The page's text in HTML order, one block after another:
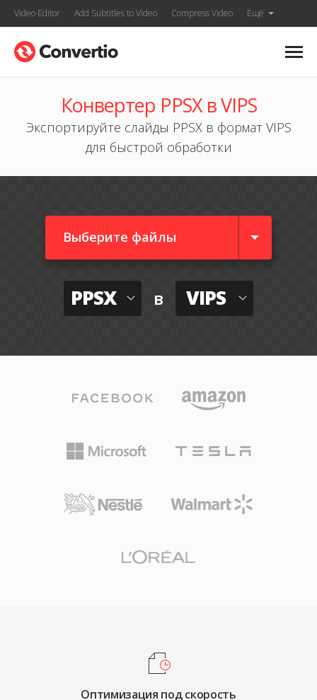
Video Editor Add Subtitles to Video Compress Video Ещё
Конвертер PPSX в VIPS
Экспортируйте слайды PPSX в формат VIPS
для быстрой обработки
Выберите файлы
PPSX в VIPS
Оптимизация под скорость